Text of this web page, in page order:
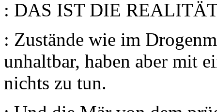
: DAS IST DIE
: Zustände wie im
unhaltbar, haben aber mit
nichts zu tun.